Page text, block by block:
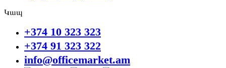
Կապ
+374 10 323 323
+374 91 323 322
info@officemarket.am